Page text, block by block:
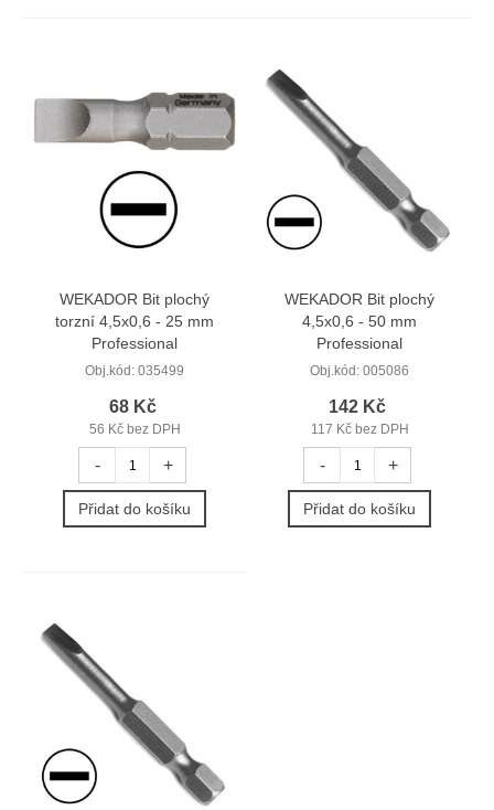
WEKADOR Bit plochý
torzní 4,5x0,6 - 25 mm
Professional
Obj.kód: 035499
68 Kč
56 Kč bez DPH
- +
Přidat do košíku
WEKADOR Bit plochý
4,5x0,6 - 50 mm
Professional
Obj.kód: 005086
142 Kč
117 Kč bez DPH
- +
Přidat do košíku